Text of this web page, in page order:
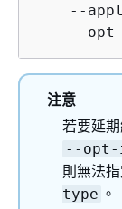
--
--
注意
若要延
--opt-
則無法
type 。